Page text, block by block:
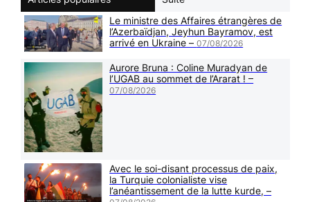
Le ministre des Affaires étrangères de
l’Azerbaïdjan, Jeyhun Bayramov, est
arrivé en Ukraine –07/08/2026
Aurore Bruna : Coline Muradyan de
l’UGAB au sommet de l’Ararat ! –
07/08/2026
Avec le soi-disant processus de paix,
la Turquie colonialiste vise
l’anéantissement de la lutte kurde, –